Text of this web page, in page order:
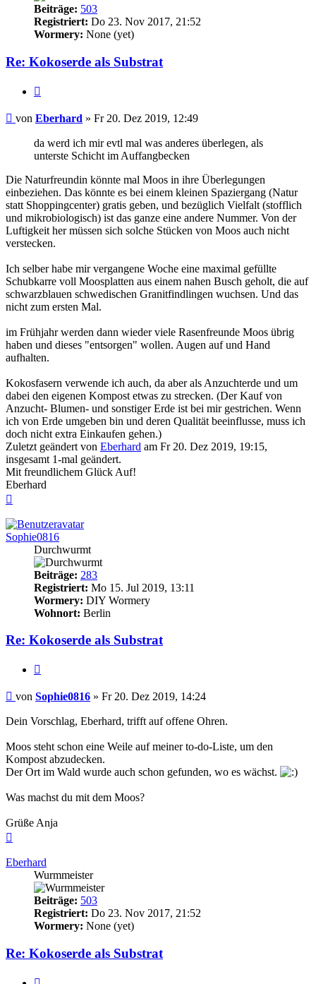
Beiträge: 503
Registriert: Do 23. Nov 2017, 21:52
Wormery: None (yet)
Re: Kokoserde als Substrat
Beitrag
von Eberhard » Fr 20. Dez 2019, 12:49
da werd ich mir evtl mal was anderes überlegen, als
unterste Schicht im Auffangbecken
Die Naturfreundin könnte mal Moos in ihre Überlegungen
einbeziehen. Das könnte es bei einem kleinen Spaziergang (Natur
statt Shoppingcenter) gratis geben, und bezüglich Vielfalt (stofflich
und mikrobiologisch) ist das ganze eine andere Nummer. Von der
Luftigkeit her müssen sich solche Stücken von Moos auch nicht
verstecken.
Ich selber habe mir vergangene Woche eine maximal gefüllte
Schubkarre voll Moosplatten aus einem nahen Busch geholt, die auf
schwarzblauen schwedischen Granitfindlingen wuchsen. Und das
nicht zum ersten Mal.
im Frühjahr werden dann wieder viele Rasenfreunde Moos übrig
haben und dieses "entsorgen" wollen. Augen auf und Hand
aufhalten.
Kokosfasern verwende ich auch, da aber als Anzuchterde und um
dabei den eigenen Kompost etwas zu strecken. (Der Kauf von
Anzucht- Blumen- und sonstiger Erde ist bei mir gestrichen. Wenn
ich von Erde umgeben bin und deren Qualität beeinflusse, muss ich
doch nicht extra Einkaufen gehen.)
Zuletzt geändert von Eberhard am Fr 20. Dez 2019, 19:15,
insgesamt 1-mal geändert.
Mit freundlichem Glück Auf!
Eberhard
Sophie0816
Durchwurmt
Beiträge: 283
Registriert: Mo 15. Jul 2019, 13:11
Wormery: DIY Wormery
Wohnort: Berlin
Re: Kokoserde als Substrat
Beitrag
von Sophie0816 » Fr 20. Dez 2019, 14:24
Dein Vorschlag, Eberhard, trifft auf offene Ohren.
Moos steht schon eine Weile auf meiner to-do-Liste, um den
Kompost abzudecken.
Der Ort im Wald wurde auch schon gefunden, wo es wächst.
Was machst du mit dem Moos?
Grüße Anja
Eberhard
Wurmmeister
Beiträge: 503
Registriert: Do 23. Nov 2017, 21:52
Wormery: None (yet)
Re: Kokoserde als Substrat